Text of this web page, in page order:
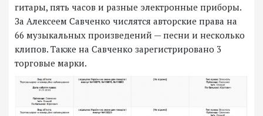
гитары, пять часов и разные электронные приборы.
За Алексеем Савченко числятся авторские права на
66 музыкальных произведений — песни и несколько
клипов. Также на Савченко зарегистрировано 3
торговые марки.